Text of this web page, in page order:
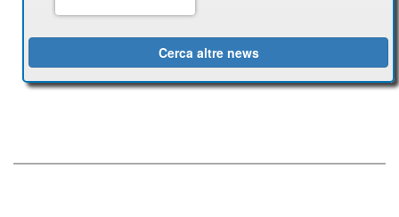
Cerca altre news